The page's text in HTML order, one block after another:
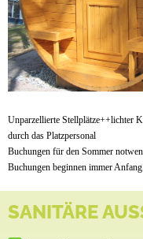
Unparzellierte Stellplätze++lichter
durch das Platzpersonal
Buchungen für den Sommer
Buchungen beginnen immer
SANITÄRE